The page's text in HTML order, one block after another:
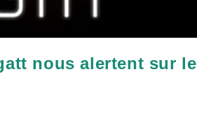
nous alertent sur le